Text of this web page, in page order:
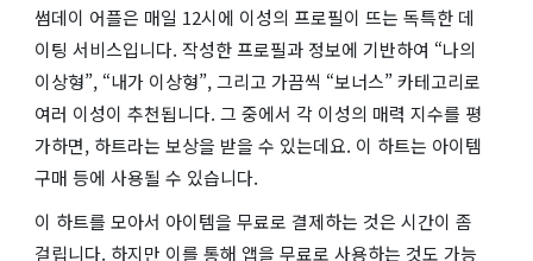
썸데이 어플은 매일 12시에 이성의 프로필이 뜨는 독특한 데
이팅 서비스입니다. 작성한 프로필과 정보에 기반하여 “나의
이상형”, “내가 이상형”, 그리고 가끔씩 “보너스” 카테고리로
여러 이성이 추천됩니다. 그 중에서 각 이성의 매력 지수를 평
가하면, 하트라는 보상을 받을 수 있는데요. 이 하트는 아이템
구매 등에 사용될 수 있습니다.
이 하트를 모아서 아이템을 무료로 결제하는 것은 시간이 좀
걸립니다. 하지만 이를 통해 앱을 무료로 사용하는 것도 가능